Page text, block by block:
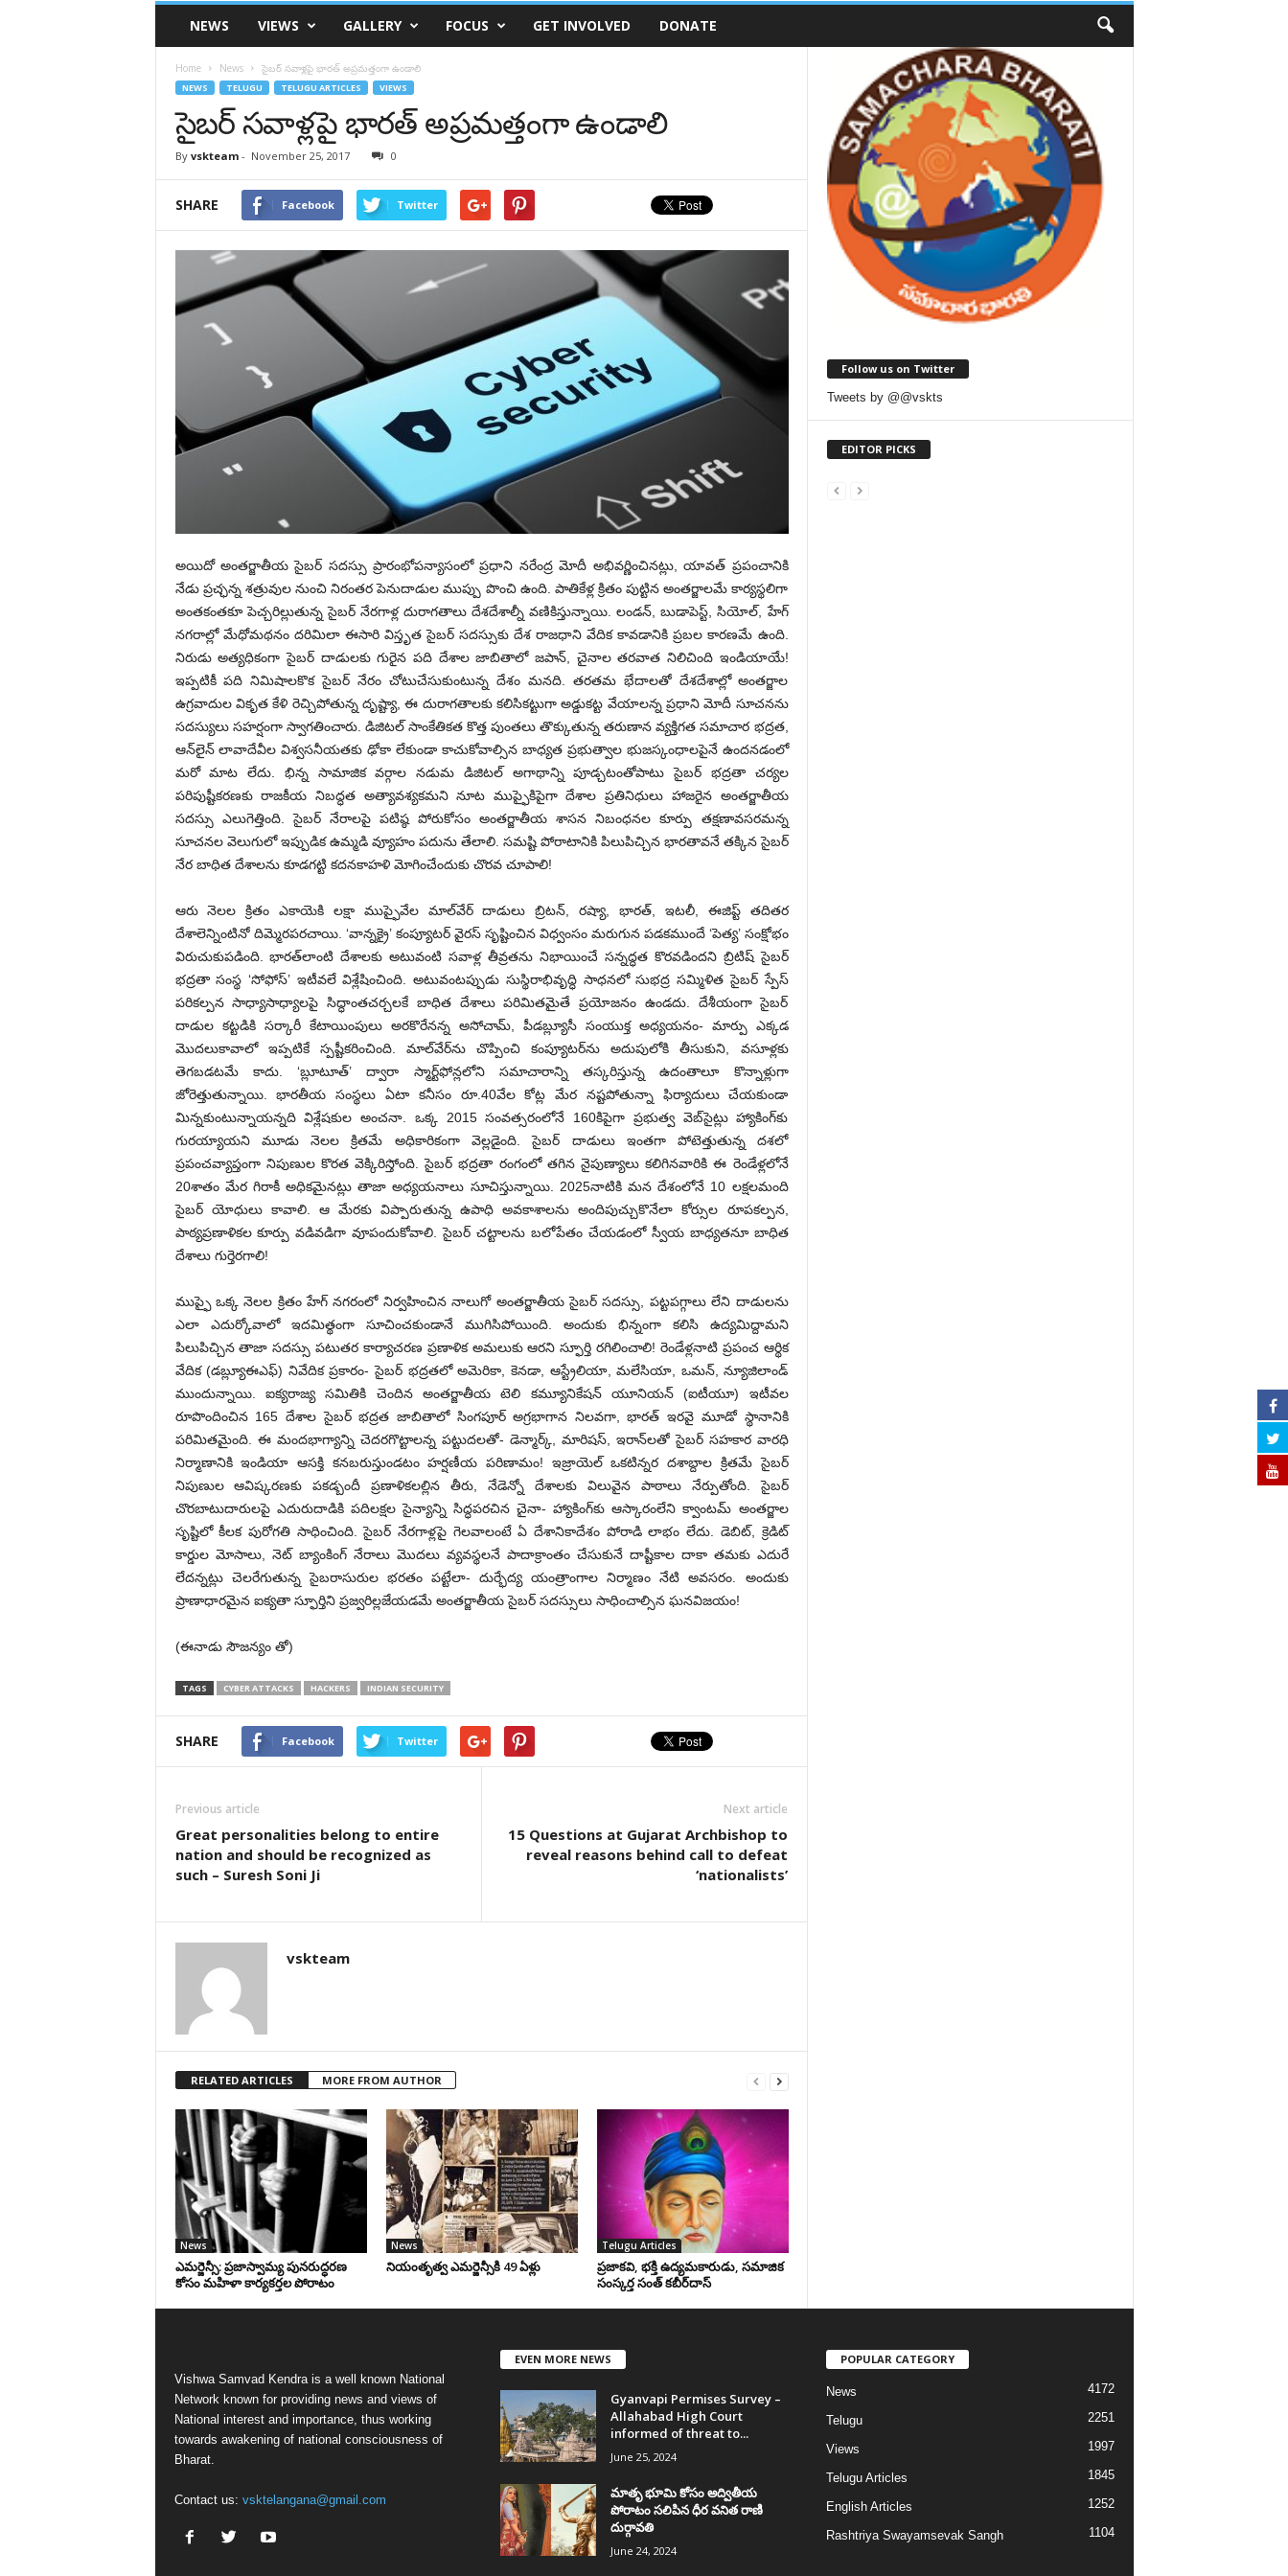
VSK
TelanganaNEWS VIEWS GALLERY FOCUS GET INVOLVED DONATE
Home News సైబర్‌ సవాళ్లపై భారత్ అప్రమత్తంగా ఉండాలి
NEWS TELUGU TELUGU ARTICLES VIEWS
సైబర్‌ సవాళ్లపై భారత్ అప్రమత్తంగా ఉండాలి
By vskteam- November 25, 2017 0
SHARE Facebook Twitter
అయిదో అంతర్జాతీయ సైబర్‌ సదస్సు ప్రారంభోపన్యాసంలో ప్రధాని నరేంద్ర మోదీ అభివర్ణించినట్లు, యావత్‌ ప్రపంచానికి
నేడు ప్రచ్ఛన్న శత్రువుల నుంచి నిరంతర పెనుదాడుల ముప్పు పొంచి ఉంది. పాతికేళ్ల క్రితం పుట్టిన అంతర్జాలమే కార్యస్థలిగా
అంతకంతకూ పెచ్చరిల్లుతున్న సైబర్‌ నేరగాళ్ల దురాగతాలు దేశదేశాల్నీ వణికిస్తున్నాయి. లండన్‌, బుడాపెస్ట్‌, సియోల్‌, హేగ్‌
నగరాల్లో మేధోమథనం దరిమిలా ఈసారి విస్తృత సైబర్‌ సదస్సుకు దేశ రాజధాని వేదిక కావడానికి ప్రబల కారణమే ఉంది.
నిరుడు అత్యధికంగా సైబర్‌ దాడులకు గురైన పది దేశాల జాబితాలో జపాన్‌, చైనాల తరవాత నిలిచింది ఇండియాయే!
ఇప్పటికీ పది నిమిషాలకొక సైబర్‌ నేరం చోటుచేసుకుంటున్న దేశం మనది. తరతమ భేదాలతో దేశదేశాల్లో అంతర్జాల
ఉగ్రవాదుల వికృత కేళి రెచ్చిపోతున్న దృష్ట్యా, ఈ దురాగతాలకు కలిసికట్టుగా అడ్డుకట్ట వేయాలన్న ప్రధాని మోదీ సూచనను
సదస్యులు సహర్షంగా స్వాగతించారు. డిజిటల్‌ సాంకేతికత కొత్త పుంతలు తొక్కుతున్న తరుణాన వ్యక్తిగత సమాచార భద్రత,
ఆన్‌లైన్‌ లావాదేవీల విశ్వసనీయతకు ఢోకా లేకుండా కాచుకోవాల్సిన బాధ్యత ప్రభుత్వాల భుజస్కంధాలపైనే ఉందనడంలో
మరో మాట లేదు. భిన్న సామాజిక వర్గాల నడుమ డిజిటల్‌ అగాథాన్ని పూడ్చటంతోపాటు సైబర్‌ భద్రతా చర్యల
పరిపుష్టీకరణకు రాజకీయ నిబద్ధత అత్యావశ్యకమని నూట ముప్ఫైకిపైగా దేశాల ప్రతినిధులు హాజరైన అంతర్జాతీయ
సదస్సు ఎలుగెత్తింది. సైబర్‌ నేరాలపై పటిష్ఠ పోరుకోసం అంతర్జాతీయ శాసన నిబంధనల కూర్పు తక్షణావసరమన్న
సూచనల వెలుగులో ఇప్పుడిక ఉమ్మడి వ్యూహం పదును తేలాలి. సమష్టి పోరాటానికి పిలుపిచ్చిన భారతావనే తక్కిన సైబర్‌
నేర బాధిత దేశాలను కూడగట్టి కదనకాహళి మోగించేందుకు చొరవ చూపాలి!
ఆరు నెలల క్రితం ఎకాయెకి లక్షా ముప్ఫైవేల మాల్‌వేర్‌ దాడులు బ్రిటన్‌, రష్యా, భారత్‌, ఇటలీ, ఈజిప్ట్‌ తదితర
దేశాలెన్నింటినో దిమ్మెరపరచాయి. ‘వాన్నక్రై’ కంప్యూటర్‌ వైరస్‌ సృష్టించిన విధ్వంసం మరుగున పడకముందే ‘పెత్య’ సంక్షోభం
విరుచుకుపడింది. భారత్‌లాంటి దేశాలకు అటువంటి సవాళ్ల తీవ్రతను నిభాయించే సన్నద్ధత కొరవడిందని బ్రిటిష్‌ సైబర్‌
భద్రతా సంస్థ ‘సోఫోస్‌’ ఇటీవలే విశ్లేషించింది. అటువంటప్పుడు సుస్థిరాభివృద్ధి సాధనలో సుభద్ర సమ్మిళిత సైబర్‌ స్పేస్‌
పరికల్పన సాధ్యాసాధ్యాలపై సిద్ధాంతచర్చలకే బాధిత దేశాలు పరిమితమైతే ప్రయోజనం ఉండదు. దేశీయంగా సైబర్‌
దాడుల కట్టడికి సర్కారీ కేటాయింపులు అరకొరేనన్న అసోచామ్‌, పీడబ్ల్యూసీ సంయుక్త అధ్యయనం- మార్పు ఎక్కడ
మొదలుకావాలో ఇప్పటికే స్పష్టీకరించింది. మాల్‌వేర్‌ను చొప్పించి కంప్యూటర్‌ను అదుపులోకి తీసుకుని, వసూళ్లకు
తెగబడటమే కాదు. ‘బ్లూటూత్‌’ ద్వారా స్మార్ట్‌ఫోన్లలోని సమాచారాన్ని తస్కరిస్తున్న ఉదంతాలూ కొన్నాళ్లుగా
జోరెత్తుతున్నాయి. భారతీయ సంస్థలు ఏటా కనీసం రూ.40వేల కోట్ల మేర నష్టపోతున్నా ఫిర్యాదులు చేయకుండా
మిన్నకుంటున్నాయన్నది విశ్లేషకుల అంచనా. ఒక్క 2015 సంవత్సరంలోనే 160కిపైగా ప్రభుత్వ వెబ్‌సైట్లు హ్యాకింగ్‌కు
గురయ్యాయని మూడు నెలల క్రితమే అధికారికంగా వెల్లడైంది. సైబర్‌ దాడులు ఇంతగా పోటెత్తుతున్న దశలో
ప్రపంచవ్యాప్తంగా నిపుణుల కొరత వెక్కిరిస్తోంది. సైబర్‌ భద్రతా రంగంలో తగిన నైపుణ్యాలు కలిగినవారికి ఈ రెండేళ్లలోనే
20శాతం మేర గిరాకీ అధికమైనట్లు తాజా అధ్యయనాలు సూచిస్తున్నాయి. 2025నాటికి మన దేశంలోనే 10 లక్షలమంది
సైబర్‌ యోధులు కావాలి. ఆ మేరకు విప్పారుతున్న ఉపాధి అవకాశాలను అందిపుచ్చుకొనేలా కోర్సుల రూపకల్పన,
పాఠ్యప్రణాళికల కూర్పు వడివడిగా వూపందుకోవాలి. సైబర్‌ చట్టాలను బలోపేతం చేయడంలో స్వీయ బాధ్యతనూ బాధిత
దేశాలు గుర్తెరగాలి!
ముప్ఫై ఒక్క నెలల క్రితం హేగ్‌ నగరంలో నిర్వహించిన నాలుగో అంతర్జాతీయ సైబర్‌ సదస్సు, పట్టపగ్గాలు లేని దాడులను
ఎలా ఎదుర్కోవాలో ఇదమిత్థంగా సూచించకుండానే ముగిసిపోయింది. అందుకు భిన్నంగా కలిసి ఉద్యమిద్దామని
పిలుపిచ్చిన తాజా సదస్సు పటుతర కార్యాచరణ ప్రణాళిక అమలుకు ఆరని స్ఫూర్తి రగిలించాలి! రెండేళ్లనాటి ప్రపంచ ఆర్థిక
వేదిక (డబ్ల్యూఈఎఫ్‌) నివేదిక ప్రకారం- సైబర్‌ భద్రతలో అమెరికా, కెనడా, ఆస్ట్రేలియా, మలేసియా, ఒమన్‌, న్యూజిలాండ్‌
ముందున్నాయి. ఐక్యరాజ్య సమితికి చెందిన అంతర్జాతీయ టెలి కమ్యూనికేషన్‌ యూనియన్‌ (ఐటీయూ) ఇటీవల
రూపొందించిన 165 దేశాల సైబర్‌ భద్రత జాబితాలో సింగపూర్‌ అగ్రభాగాన నిలవగా, భారత్‌ ఇరవై మూడో స్థానానికి
పరిమితమైంది. ఈ మందభాగ్యాన్ని చెదరగొట్టాలన్న పట్టుదలతో- డెన్మార్క్‌, మారిషస్‌, ఇరాన్‌లతో సైబర్‌ సహకార వారధి
నిర్మాణానికి ఇండియా ఆసక్తి కనబరుస్తుండటం హర్షణీయ పరిణామం! ఇజ్రాయెల్‌ ఒకటిన్నర దశాబ్దాల క్రితమే సైబర్‌
నిపుణుల ఆవిష్కరణకు పకడ్బందీ ప్రణాళికలల్లిన తీరు, నేడెన్నో దేశాలకు విలువైన పాఠాలు నేర్పుతోంది. సైబర్‌
చొరబాటుదారులపై ఎదురుదాడికి పదిలక్షల సైన్యాన్ని సిద్ధపరచిన చైనా- హ్యాకింగ్‌కు ఆస్కారంలేని క్వాంటమ్‌ అంతర్జాల
సృష్టిలో కీలక పురోగతి సాధించింది. సైబర్‌ నేరగాళ్లపై గెలవాలంటే ఏ దేశానికాదేశం పోరాడి లాభం లేదు. డెబిట్‌, క్రెడిట్‌
కార్డుల మోసాలు, నెట్‌ బ్యాంకింగ్‌ నేరాలు మొదలు వ్యవస్థలనే పాదాక్రాంతం చేసుకునే దాష్టీకాల దాకా తమకు ఎదురే
లేదన్నట్లు చెలరేగుతున్న సైబరాసురుల భరతం పట్టేలా- దుర్భేద్య యంత్రాంగాల నిర్మాణం నేటి అవసరం. అందుకు
ప్రాణాధారమైన ఐక్యతా స్ఫూర్తిని ప్రజ్వరిల్లజేయడమే అంతర్జాతీయ సైబర్‌ సదస్సులు సాధించాల్సిన ఘనవిజయం!
(ఈనాడు సౌజన్యం తో)
TAGS CYBER ATTACKS HACKERS INDIAN SECURITY
SHARE Facebook Twitter
Previous article
Great personalities belong to entire
nation and should be recognized as
such – Suresh Soni Ji
Next article
15 Questions at Gujarat Archbishop to
reveal reasons behind call to defeat
‘nationalists’
vskteam
RELATED ARTICLES MORE FROM AUTHOR
News
ఎమర్జెన్సీ: ప్రజాస్వామ్య పునరుద్ధరణ
కోసం మహిళా కార్యకర్తల పోరాటం
News
నియంతృత్వ ఎమర్జెన్సీకి 49 ఏళ్లు
Telugu Articles
ప్రజాకవి, భక్తి ఉద్యమకారుడు, సమాజిక
సంస్కర్త సంత్‌ కబీర్‌దాస్‌
Follow us on Twitter
Tweets by @@vskts
EDITOR PICKS
Vishwa Samvad Kendra is a well known National
Network known for providing news and views of
National interest and importance, thus working
towards awakening of national consciousness of
Bharat.
Contact us: vsktelangana@gmail.com
EVEN MORE NEWS
Gyanvapi Permises Survey –
Allahabad High Court
informed of threat to...
June 25, 2024
మాతృ భూమి కోసం అద్వితీయ
పోరాటం సలిపిన ధీర వనిత రాణి
దుర్గావతి
June 24, 2024
POPULAR CATEGORY
News 4172
Telugu 2251
Views 1997
Telugu Articles 1845
English Articles 1252
Rashtriya Swayamsevak Sangh 1104